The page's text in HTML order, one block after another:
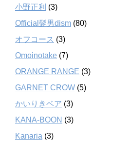
小野正利 (3)
Official髭男dism (80)
オフコース (3)
Omoinotake (7)
ORANGE RANGE (3)
GARNET CROW (5)
かいりきベア (3)
KANA-BOON (3)
Kanaria (3)